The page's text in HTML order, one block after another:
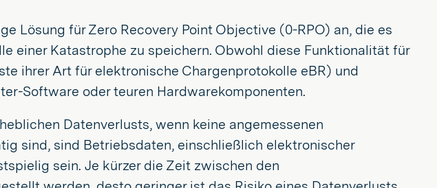
Lösung für Zero Recovery Point Objective (0-RPO) an, die es
einer Katastrophe zu speichern. Obwohl diese Funktionalität für
ihrer Art für elektronische Chargenprotokolle eBR) und
Software oder teuren Hardwarekomponenten.
Datenverlusts, wenn keine angemessenen
sind, sind Betriebsdaten, einschließlich elektronischer
sein. Je kürzer die Zeit zwischen den